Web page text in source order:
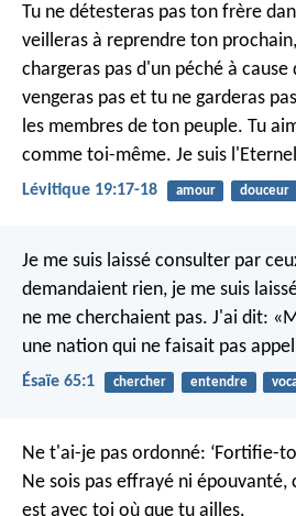
Tu ne détesteras pas ton frère
veilleras à reprendre ton
chargeras pas d'un péché à cause
vengeras pas et tu ne garderas
les membres de ton peuple. Tu
comme toi-même. Je suis
Lévitique 19:17-18 amour douceur
Je me suis laissé consulter par
demandaient rien, je me suis
ne me cherchaient pas. J'ai dit:
une nation qui ne faisait pas
Ésaïe 65:1 chercher entendre
Ne t'ai-je pas ordonné: ‘Fortifie-
Ne sois pas effrayé ni
est avec toi où que tu ailles.